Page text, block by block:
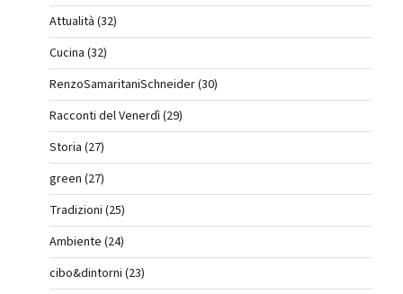
Attualità (32)
Cucina (32)
RenzoSamaritaniSchneider (30)
Racconti del Venerdì (29)
Storia (27)
green (27)
Tradizioni (25)
Ambiente (24)
cibo&dintorni (23)